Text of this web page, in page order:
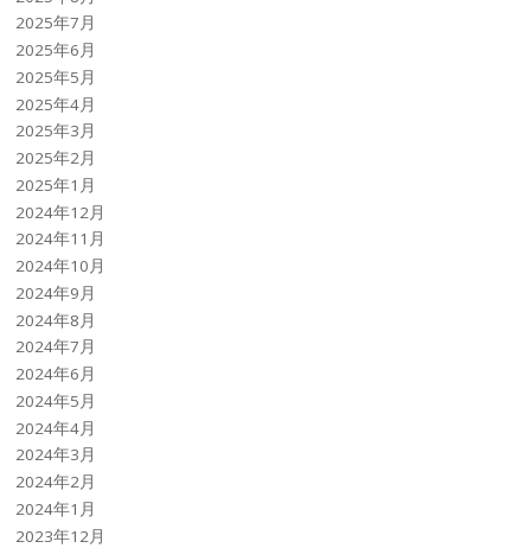
2025年7月
2025年6月
2025年5月
2025年4月
2025年3月
2025年2月
2025年1月
2024年12月
2024年11月
2024年10月
2024年9月
2024年8月
2024年7月
2024年6月
2024年5月
2024年4月
2024年3月
2024年2月
2024年1月
2023年12月